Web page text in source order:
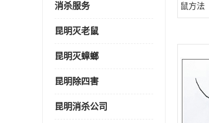
消杀服务
昆明灭老鼠
昆明灭蟑螂
昆明除四害
昆明消杀公司
鼠方法